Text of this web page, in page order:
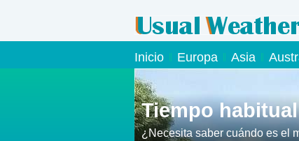
Inicio Europa Asia
Tiempo
¿Necesita saber cuándo es el